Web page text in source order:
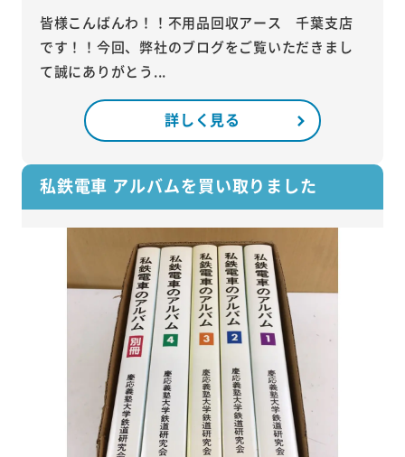
皆様こんばんわ！！不用品回収アース 千葉支店
です！！今回、弊社のブログをご覧いただきまし
て誠にありがとう...
詳しく見る
私鉄電車 アルバムを買い取りました